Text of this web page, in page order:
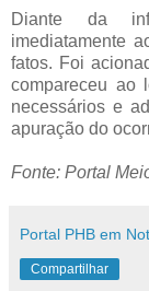
Diante da
imediatamente
fatos. Foi
compareceu ao
necessários e
apuração do
Fonte: Portal
Portal PHB em
Compartilhar